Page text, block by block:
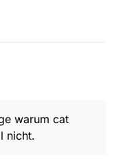
" "
warum cat
nicht.